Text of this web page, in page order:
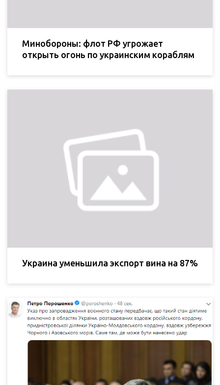
Минобороны: флот РФ угрожает
открыть огонь по украинским кораблям
Украина уменьшила экспорт вина на 87%